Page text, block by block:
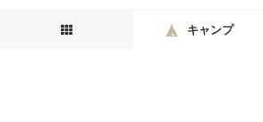
キャンプ